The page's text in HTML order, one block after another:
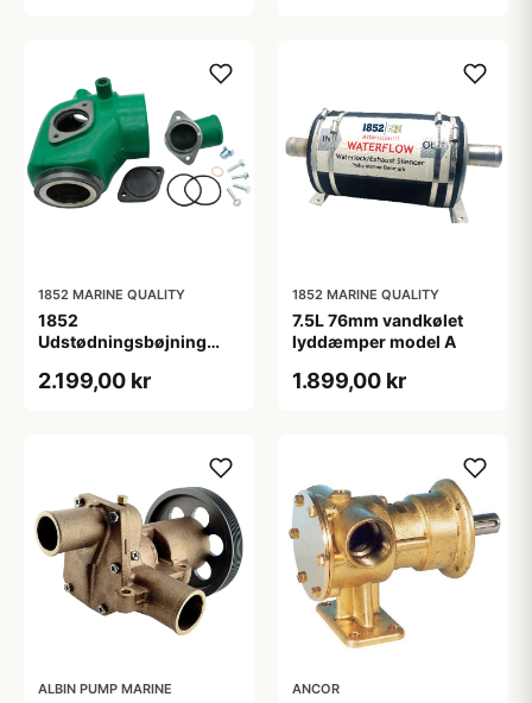
1852 MARINE QUALITY
1852
Udstødningsbøjning
21684826
2.199,00 kr
1852 MARINE QUALITY
7.5L 76mm vandkølet
lyddæmper model A
1.899,00 kr
ALBIN PUMP MARINE ANCOR